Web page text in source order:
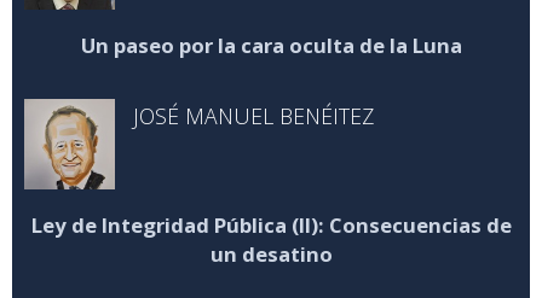
Un paseo por la cara oculta de la Luna
JOSÉ MANUEL BENÉITEZ
Ley de Integridad Pública (II): Consecuencias de
un desatino